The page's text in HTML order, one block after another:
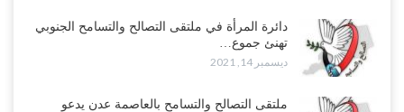
دائرة المرأة في ملتقى التصالح والتسامح الجنوبي
تهنئ جموع…
ديسمبر 14, 2021
ملتقى التصالح والتسامح بالعاصمة عدن يدعو